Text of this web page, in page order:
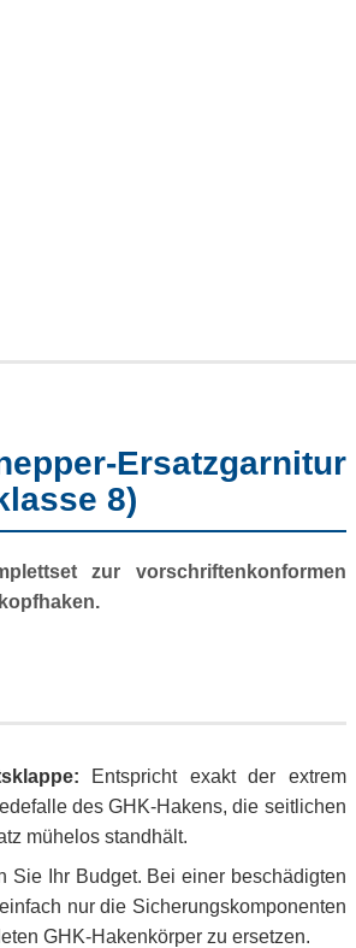
Ersatzgarnitur
8)
zur vorschriftenkonformen
Entspricht exakt der extrem
des GHK-Hakens, die seitlichen
mühelos standhält.
Sie Ihr Budget. Bei einer beschädigten
nur die Sicherungskomponenten
GHK-Hakenkörper zu ersetzen.